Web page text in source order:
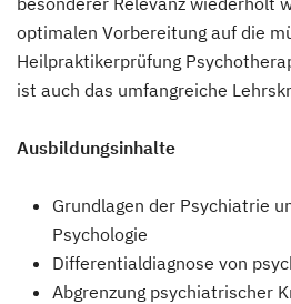
optimalen Vorbereitung auf die
Heilpraktikerprüfung
ist auch das umfangreiche
Ausbildungsinhalte
Grundlagen der Psychiatrie
Psychologie
Differentialdiagnose von
Abgrenzung psychiatrischer